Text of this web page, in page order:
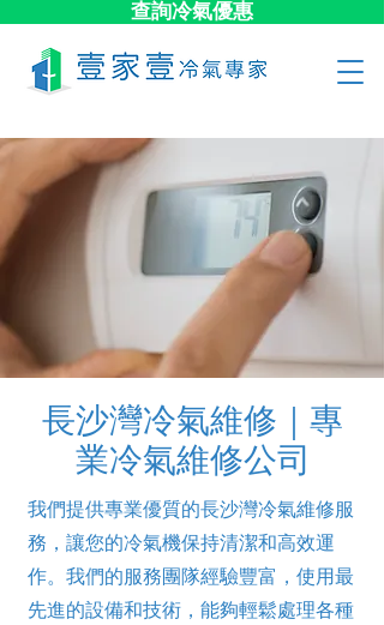
查詢冷氣優惠
長沙灣冷氣維修｜專
業冷氣維修公司
我們提供專業優質的長沙灣冷氣維修服
務，讓您的冷氣機保持清潔和高效運
作。我們的服務團隊經驗豐富，使用最
先進的設備和技術，能夠輕鬆處理各種